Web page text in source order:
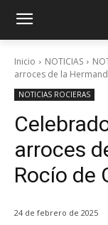
Inicio NOTICIAS
arroces de la
NOTICIAS ROCIERAS
arroces
Rocío de
24 de febrero de 2025